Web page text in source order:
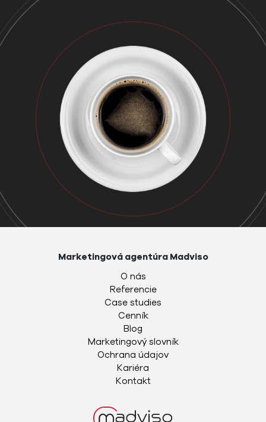
Marketingová agentúra Madviso
O nás
Referencie
Case studies
Cenník
Blog
Marketingový slovník
Ochrana údajov
Kariéra
Kontakt